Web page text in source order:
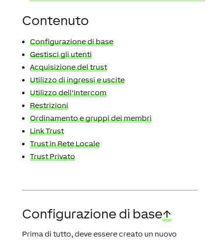
Contenuto
Configurazione di base
Gestisci gli utenti
Acquisizione del trust
Utilizzo di ingressi e uscite
Utilizzo dell'Intercom
Restrizioni
Ordinamento e gruppi dei membri
Link Trust
Trust in Rete Locale
Trust Privato
Configurazione di base↑
Prima di tutto, deve essere creato un nuovo